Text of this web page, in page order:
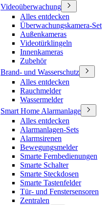
Videoüberwachung
Alles entdecken
Überwachungskamera-Set
Außenkameras
Videotürklingeln
Innenkameras
Zubehör
Brand- und Wasserschutz
Alles entdecken
Rauchmelder
Wassermelder
Smart Home Alarmanlage
Alles entdecken
Alarmanlagen-Sets
Alarmsirenen
Bewegungsmelder
Smarte Fernbedienungen
Smarte Schalter
Smarte Steckdosen
Smarte Tastenfelder
Tür- und Fenstersensoren
Zentralen